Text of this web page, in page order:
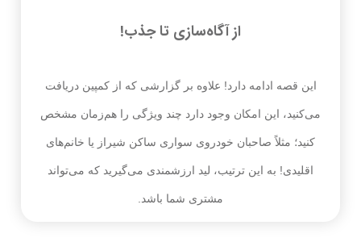
از آگاه‌سازی تا جذب!
این قصه ادامه دارد! علاوه بر گزارشی که از کمپین دریافت
می‌کنید، این امکان وجود دارد چند ویژگی را هم‌زمان مشخص
کنید؛ مثلاً صاحبان خودروی سواری ساکن شیراز یا خانم‌های
اقلیدی! به این ترتیب، لید ارزشمندی می‌گیرید که می‌تواند
مشتری شما باشد.